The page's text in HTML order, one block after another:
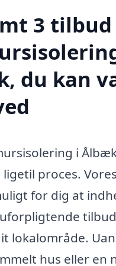
3 tilbud
du kan
i
ligetil proces.
for dig at
lokalområde.
hus eller en